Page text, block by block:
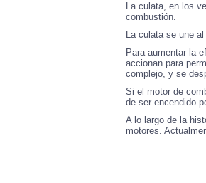
La culata, en los
combustión.
La culata se une
Para aumentar la
accionan para
complejo, y se
Si el motor de
de ser encendido
A lo largo de la
motores.